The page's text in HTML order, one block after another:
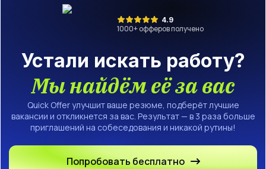
4.9
1000+ офферов получено
Устали искать работу?
Мы найдём её за вас
Quick Offer улучшит ваше резюме, подберёт лучшие
вакансии и откликнется за вас. Результат — в 3 раза больше
приглашений на собеседования и никакой рутины!
Попробовать бесплатно